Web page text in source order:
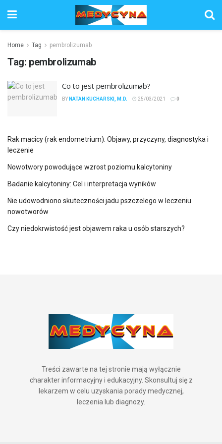
Home Tag pembrolizumab
Tag: pembrolizumab
Co to jest pembrolizumab?
BY NATAN KUCHARSKI, M.D. 25/03/2021 0
Rak macicy (rak endometrium): Objawy, przyczyny, diagnostyka i
leczenie
Nowotwory powodujące wzrost poziomu kalcytoniny
Badanie kalcytoniny: Cel i interpretacja wyników
Nie udowodniono skuteczności jadu pszczelego w leczeniu
nowotworów
Czy niedokrwistość jest objawem raka u osób starszych?
Treści zawarte na tej stronie mają wyłącznie
charakter informacyjny i edukacyjny. Skonsultuj się z
lekarzem w celu uzyskania porady medycznej,
leczenia lub diagnozy.